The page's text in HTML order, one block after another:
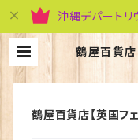
沖縄デパート
鶴屋百貨店
20 | 英国
鶴屋百貨店【英国フ